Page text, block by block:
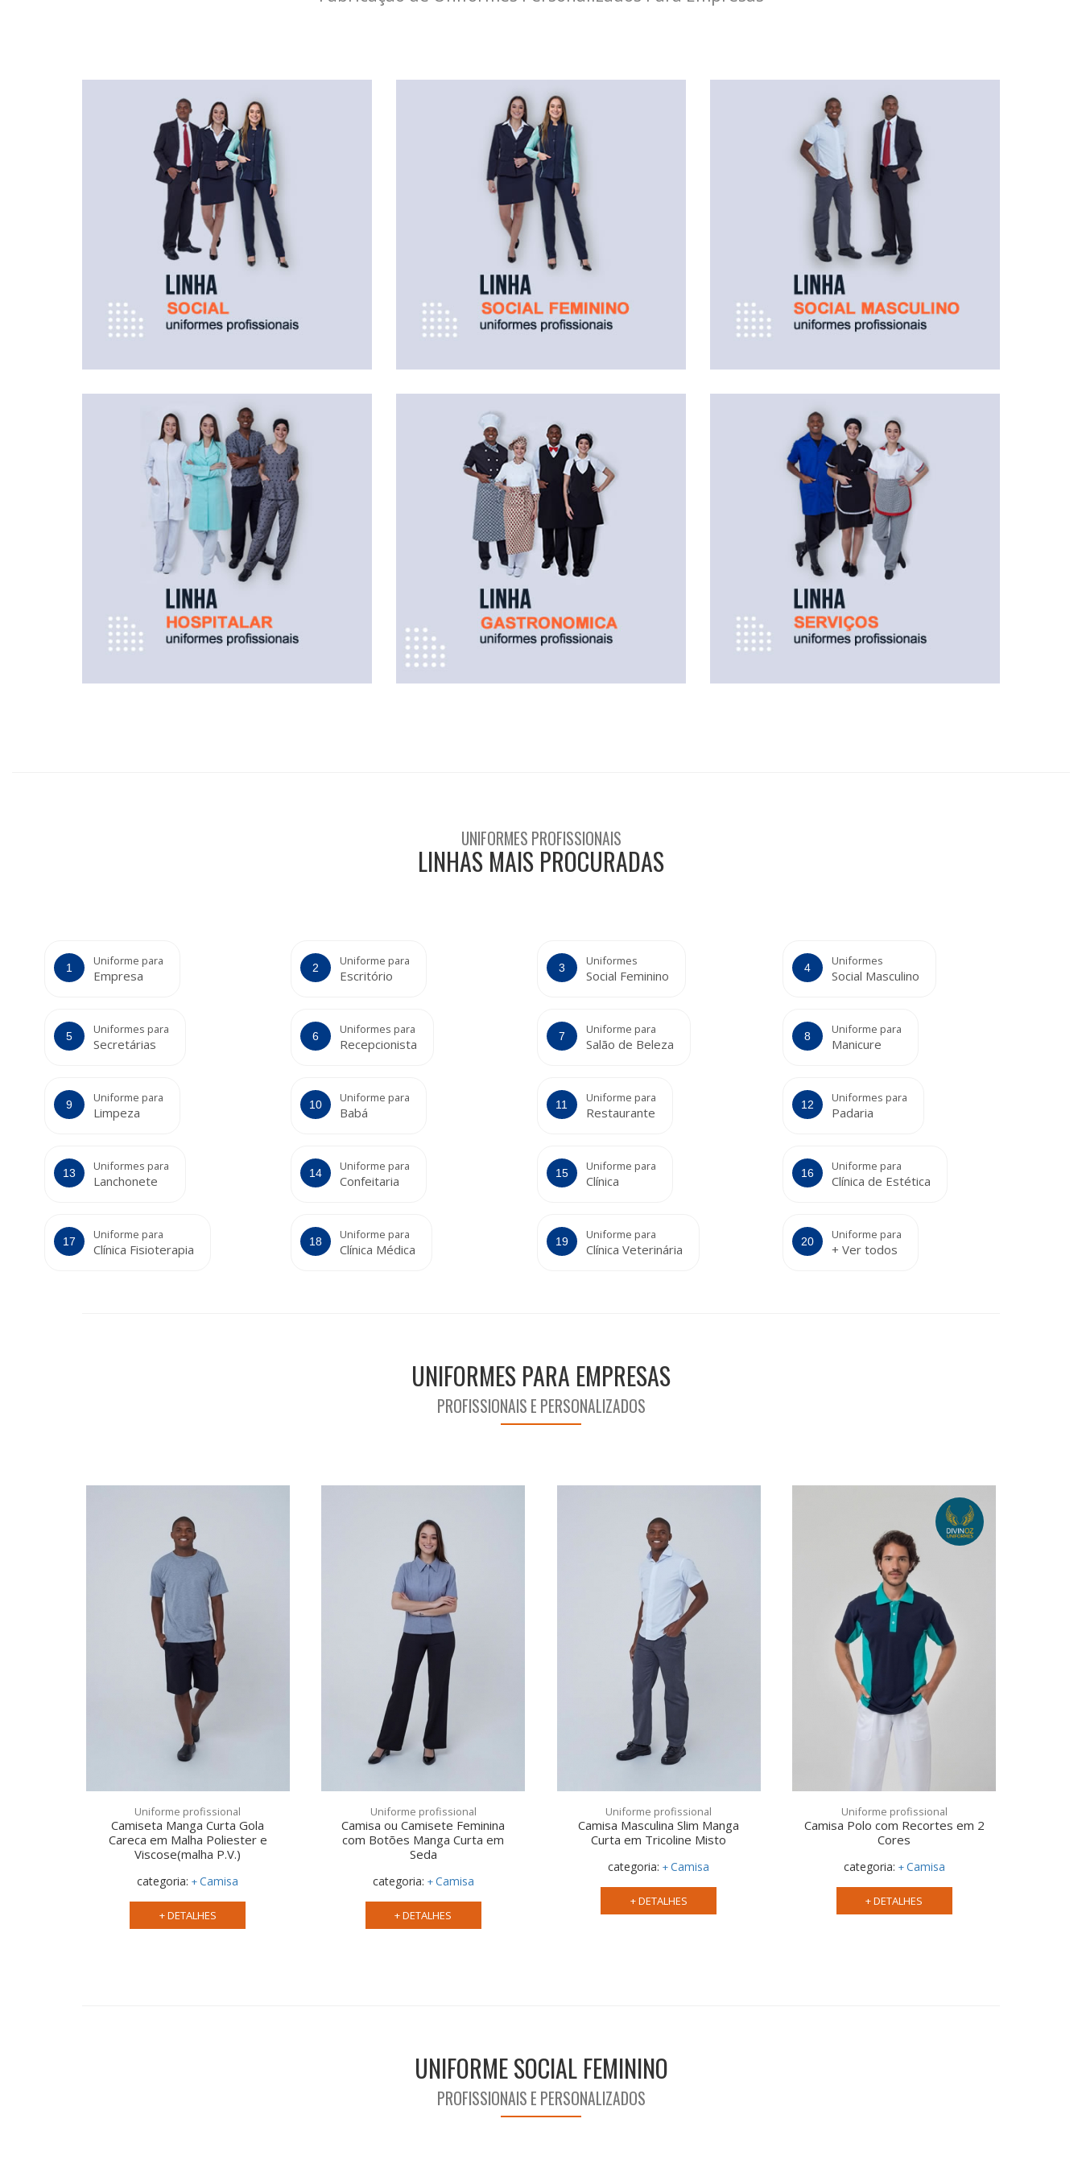
UNIFORMES PROFISSIONAIS
LINHAS MAIS PROCURADAS
Uniforme para
Empresa
Uniforme para
Escritório
Uniformes
Social Feminino
Uniformes
Social Masculino
Uniformes para
Secretárias
Uniformes para
Recepcionista
Uniforme para
Salão de Beleza
Uniforme para
Manicure
Uniforme para
Limpeza
Uniforme para
Babá
Uniforme para
Restaurante
Uniformes para
Padaria
Uniformes para
Lanchonete
Uniforme para
Confeitaria
Uniforme para
Clínica
Uniforme para
Clínica de Estética
Uniforme para
Clínica Fisioterapia
Uniforme para
Clínica Médica
Uniforme para
Clínica Veterinária
Uniforme para
+ Ver todos
UNIFORMES PARA EMPRESAS
PROFISSIONAIS E PERSONALIZADOS
Uniforme profissional
Camiseta Manga Curta Gola
Careca em Malha Poliester e
Viscose(malha P.V.)
categoria: Camisa
+ DETALHES
Uniforme profissional
Camisa ou Camisete Feminina
com Botões Manga Curta em
Seda
categoria: Camisa
+ DETALHES
Uniforme profissional
Camisa Masculina Slim Manga
Curta em Tricoline Misto
categoria: Camisa
+ DETALHES
Uniforme profissional
Camisa Polo com Recortes em 2
Cores
categoria: Camisa
+ DETALHES
UNIFORME SOCIAL FEMININO
PROFISSIONAIS E PERSONALIZADOS